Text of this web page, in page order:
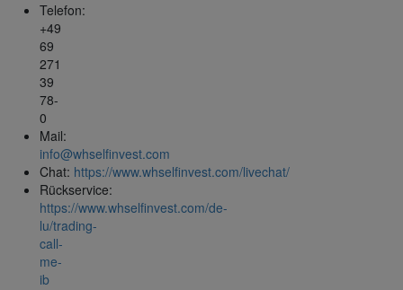
Telefon:
+49
69
271
39
78-
0
Mail:
info@whselfinvest.com
Chat: https://www.whselfinvest.com/livechat/
Rückservice:
https://www.whselfinvest.com/de-
lu/trading-
call-
me-
ib